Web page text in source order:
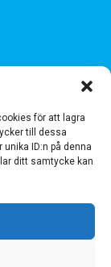
för att lagra
till dessa
ID:n på denna
ditt samtycke kan